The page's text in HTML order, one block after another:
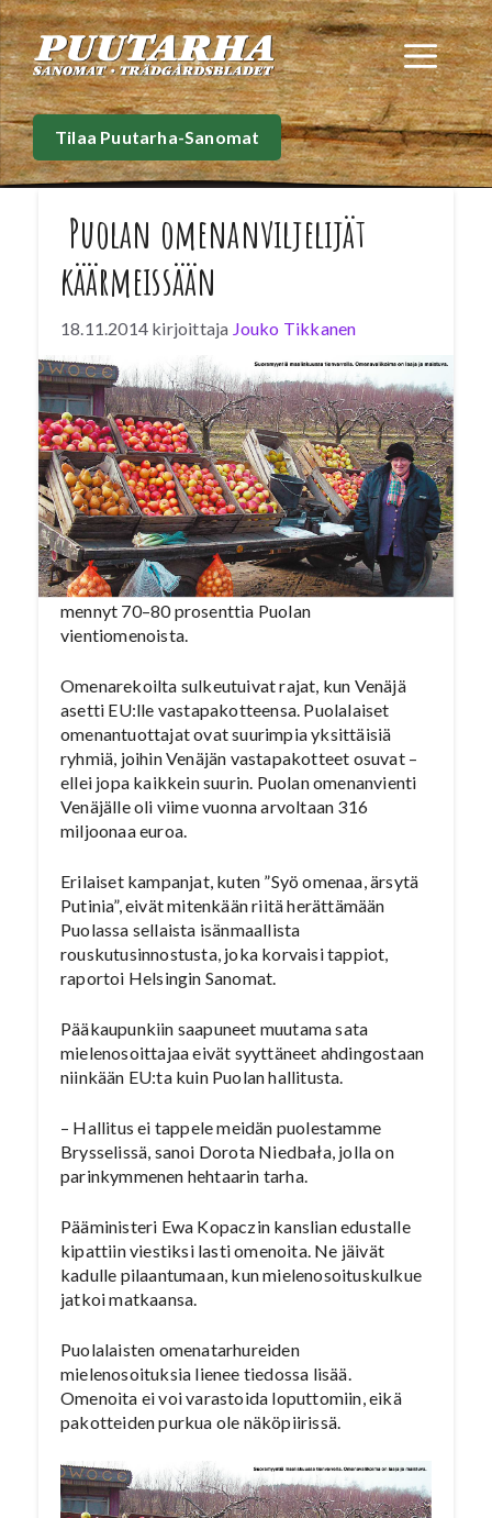
Siirry
sisältöön
Tilaa Puutarha-Sanomat
Puolan omenanviljelijät
käärmeissään
18.11.2014 kirjoittaja Jouko Tikkanen
Helsingin Sanomain Heikki Aittokoski
raportoin 18.11.2014 Venäjän vastapakotteiden
kirpaisevan Puolan omenatarhureita. Viljelijät
osoittivat mieltään, kun Puolan hallitus uhraa
heidät Ukrainan tähden.
Puola on EU:n selvästi suurin omenantuottaja ja
-viejä. Tämän vuoden kokonaissadoksi arvioitiin
3,5 miljoonaa tonnia. Markkinoista
ylivoimaisesti tärkein on Venäjä, jonne on
mennyt 70–80 prosenttia Puolan
vientiomenoista.
Omenarekoilta sulkeutuivat rajat, kun Venäjä
asetti EU:lle vastapakotteensa. Puolalaiset
omenantuottajat ovat suurimpia yksittäisiä
ryhmiä, joihin Venäjän vastapakotteet osuvat –
ellei jopa kaikkein suurin. Puolan omenanvienti
Venäjälle oli viime vuonna arvoltaan 316
miljoonaa euroa.
Erilaiset kampanjat, kuten ”Syö omenaa, ärsytä
Putinia”, eivät mitenkään riitä herättämään
Puolassa sellaista isänmaallista
rouskutusinnostusta, joka korvaisi tappiot,
raportoi Helsingin Sanomat.
Pääkaupunkiin saapuneet muutama sata
mielenosoittajaa eivät syyttäneet ahdingostaan
niinkään EU:ta kuin Puolan hallitusta.
– Hallitus ei tappele meidän puolestamme
Brysselissä, sanoi Dorota Niedbała, jolla on
parinkymmenen hehtaarin tarha.
Pääministeri Ewa Kopaczin kanslian edustalle
kipattiin viestiksi lasti omenoita. Ne jäivät
kadulle pilaantumaan, kun mielenosoituskulkue
jatkoi matkaansa.
Puolalaisten omenatarhureiden
mielenosoituksia lienee tiedossa lisää.
Omenoita ei voi varastoida loputtomiin, eikä
pakotteiden purkua ole näköpiirissä.